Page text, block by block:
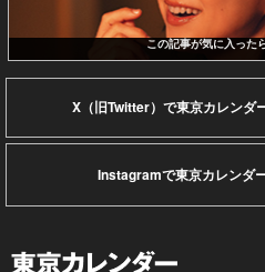
この記事が気に入った
X（旧Twitter）で東京カレンダ
Instagramで東京カレンダ